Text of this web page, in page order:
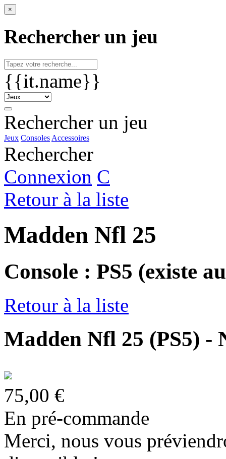
×
Rechercher un jeu
{{it.name}}
Rechercher un jeu
Jeux Consoles Accessoires
Rechercher
Connexion C
Retour à la liste
Madden Nfl 25
Console : PS5 (existe
Retour à la liste
Madden Nfl 25 (PS5) -
75,00 €
En pré-commande
Merci, nous vous